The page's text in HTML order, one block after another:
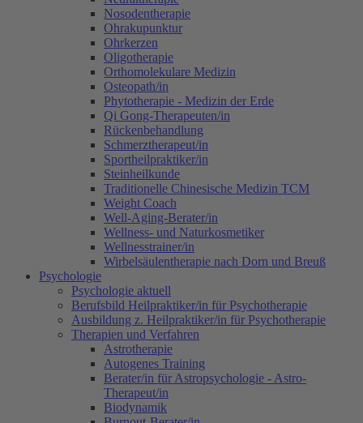
Nosodentherapie
Ohrakupunktur
Ohrkerzen
Oligotherapie
Orthomolekulare Medizin
Osteopath/in
Phytotherapie - Medizin der Erde
Qi Gong-Therapeuten/in
Rückenbehandlung
Schmerztherapeut/in
Sportheilpraktiker/in
Steinheilkunde
Traditionelle Chinesische Medizin TCM
Weight Coach
Well-Aging-Berater/in
Wellness- und Naturkosmetiker
Wellnesstrainer/in
Wirbelsäulentherapie nach Dorn und Breuß
Psychologie
Psychologie aktuell
Berufsbild Heilpraktiker/in für Psychotherapie
Ausbildung z. Heilpraktiker/in für Psychotherapie
Therapien und Verfahren
Astrotherapie
Autogenes Training
Berater/in für Astropsychologie - Astro-
Therapeut/in
Biodynamik